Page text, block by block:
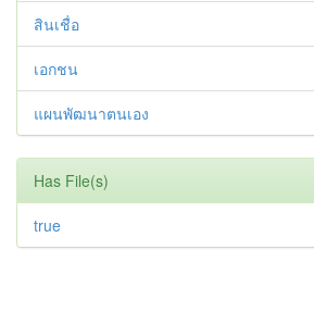
สินเชื่อ
เอกชน
แผนพัฒนาตนเอง
Has File(s)
true